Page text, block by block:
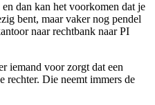
dan kan het voorkomen dat je
bent, maar vaker nog pendel
naar rechtbank naar PI
iemand voor zorgt dat een
rechter. Die neemt immers de